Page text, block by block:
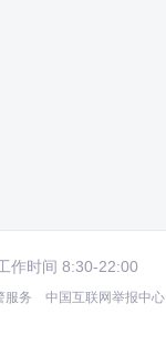
作时间 8:30-22:00
服务 中国互联网举报中心